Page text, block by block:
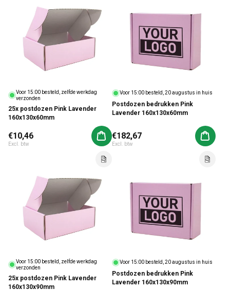
Voor 15:00 besteld, zelfde werkdag
verzonden
25x postdozen Pink Lavender
160x130x60mm
Normale prijs
€10,46
Excl. btw
Aan winkelwagen toevoegen
Voor 15:00 besteld, 20 augustus in huis
Postdozen bedrukken Pink
Lavender 160x130x60mm
Normale prijs
€182,67
Excl. btw
Aan
Voor 15:00 besteld, zelfde werkdag
verzonden
25x postdozen Pink Lavender
160x130x90mm
Voor 15:00 besteld, 20 augustus in huis
Postdozen bedrukken Pink
Lavender 160x130x90mm